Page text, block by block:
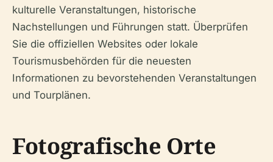
kulturelle Veranstaltungen, historische
Nachstellungen und Führungen statt. Überprüfen
Sie die offiziellen Websites oder lokale
Tourismusbehörden für die neuesten
Informationen zu bevorstehenden Veranstaltungen
und Tourplänen.
Fotografische Orte